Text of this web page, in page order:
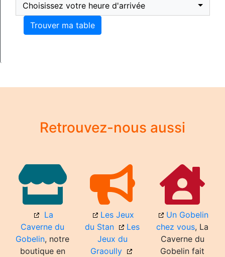
Choisissez votre heure d'arrivée
Trouver ma table
Retrouvez-nous aussi
La
Caverne du
Gobelin, notre
boutique en
Les Jeux
du Stan
Les
Jeux du
Graoully
Un Gobelin
chez vous, La
Caverne du
Gobelin fait